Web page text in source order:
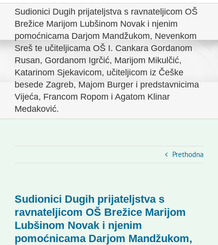
Početna
Novosti
Slovenski dom Zagreb
Vijeće
Izdavaštvo
Korisne informacije
Sudionici Dugih prijateljstva s ravnateljicom OŠ
Brežice Marijom Lubšinom Novak i njenim
pomoćnicama Darjom Mandžukom, Nevenkom
Sreš te učiteljicama OŠ I. Cankara Gordanom
Rusan, Gordanom Igrčić, Marijom Mikulčić,
Katarinom Sjekavicom, učiteljicom iz Češke
besede Zagreb, Majom Burger i predstavnicima
Vijeća, Francom Ropom i Agatom Klinar
Medaković.
Prethodna
Sudionici Dugih prijateljstva s
ravnateljicom OŠ Brežice Marijom
Lubšinom Novak i njenim
pomoćnicama Darjom Mandžukom,